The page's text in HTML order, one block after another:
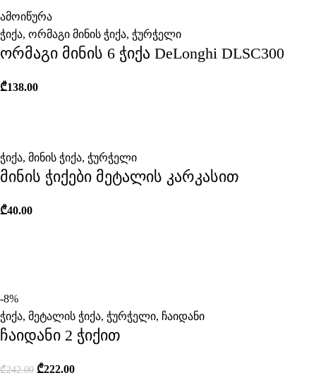
ამოიწურა
ჭიქა, ორმაგი მინის ჭიქა, ჭურჭელი
ორმაგი მინის 6 ჭიქა DeLonghi DLSC300
₾138.00
ჭიქა, მინის ჭიქა, ჭურჭელი
მინის ჭიქები მეტალის კარკასით
₾40.00
-8%
ჭიქა, მეტალის ჭიქა, ჭურჭელი, ჩაიდანი
ჩაიდანი 2 ჭიქით
₾242.00 ₾222.00